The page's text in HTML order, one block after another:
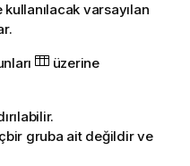
varsayılan
üzerine
gruba ait değildir ve